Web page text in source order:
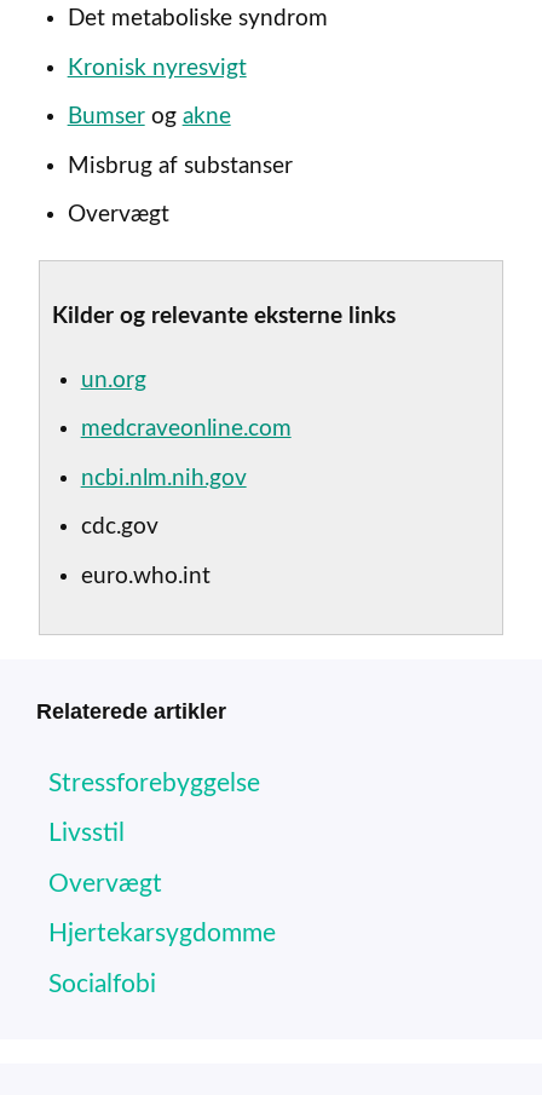
Det metaboliske syndrom
Kronisk nyresvigt
Bumserog akne
Misbrug af substanser
Overvægt
Kilder og relevante eksterne links
un.org
medcraveonline.com
ncbi.nlm.nih.gov
cdc.gov
euro.who.int
Relaterede artikler
Stressforebyggelse
Livsstil
Overvægt
Hjertekarsygdomme
Socialfobi